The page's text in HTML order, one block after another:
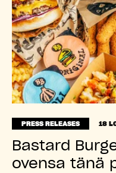
PRESS RELEASES 18
Bastard
ovensa tänä